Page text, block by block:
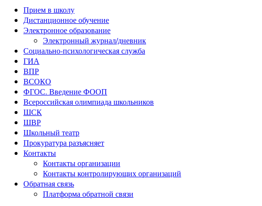
Прием в школу
Дистанционное обучение
Электронное образование
Электронный журнал/дневник
Социально-психологическая служба
ГИА
ВПР
ВСОКО
ФГОС. Введение ФООП
Всероссийская олимпиада школьников
ШСК
ШВР
Школьный театр
Прокуратура разъясняет
Контакты
Контакты организации
Контакты контролирующих организаций
Обратная связь
Платформа обратной связи